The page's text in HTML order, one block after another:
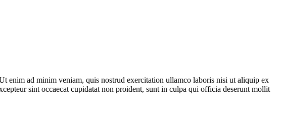
enim ad minim veniam, quis nostrud exercitation ullamco laboris nisi ut aliquip ex
sint occaecat cupidatat non proident, sunt in culpa qui officia deserunt mollit